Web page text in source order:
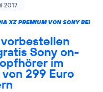
2017
XZ PREMIUM VON SONY BEI
Sony on-
im
299 Euro